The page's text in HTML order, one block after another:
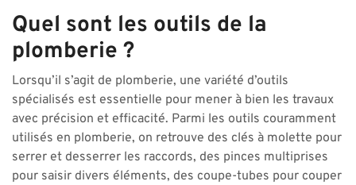
Quel sont les outils de la
plomberie ?
Lorsqu’il s’agit de plomberie, une variété d’outils
spécialisés est essentielle pour mener à bien les travaux
avec précision et efficacité. Parmi les outils couramment
utilisés en plomberie, on retrouve des clés à molette pour
serrer et desserrer les raccords, des pinces multiprises
pour saisir divers éléments, des coupe-tubes pour couper